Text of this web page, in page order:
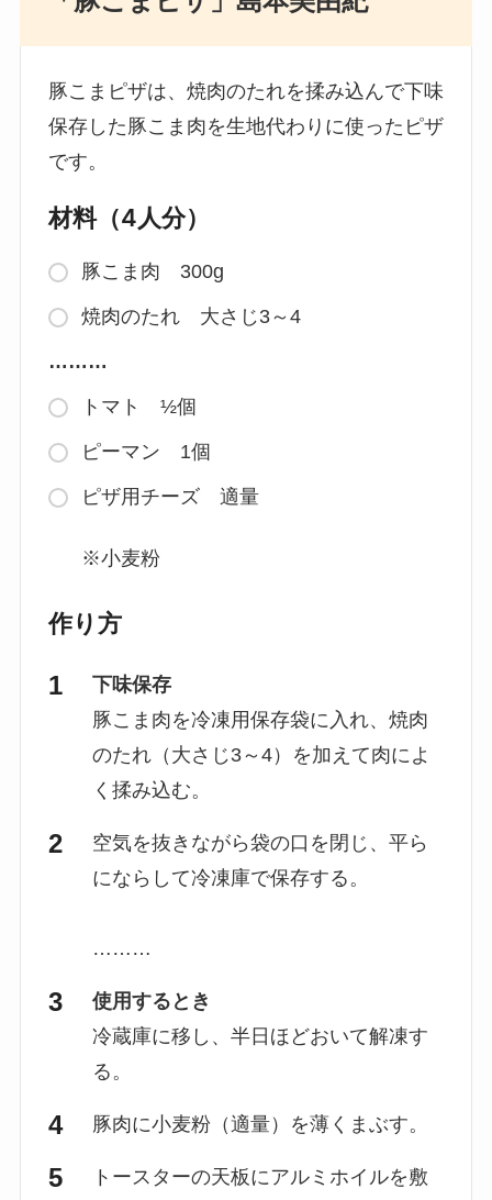
豚こまピザは、焼肉のたれを揉み込んで下味
保存した豚こま肉を生地代わりに使ったピザ
です。
材料（4人分）
豚こま肉 300g
焼肉のたれ 大さじ3～4
………
トマト ½個
ピーマン 1個
ピザ用チーズ 適量
※小麦粉
作り方
下味保存
豚こま肉を冷凍用保存袋に入れ、焼肉
のたれ（大さじ3～4）を加えて肉によ
く揉み込む。
空気を抜きながら袋の口を閉じ、平ら
にならして冷凍庫で保存する。
………
使用するとき
冷蔵庫に移し、半日ほどおいて解凍す
る。
豚肉に小麦粉（適量）を薄くまぶす。
トースターの天板にアルミホイルを敷